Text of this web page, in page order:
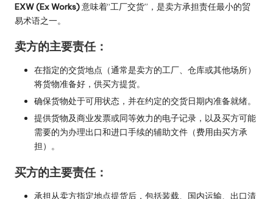
EXW (Ex Works)意味着“工厂交货”，是卖方承担责任最小的贸
易术语之一。
卖方的主要责任：
在指定的交货地点（通常是卖方的工厂、仓库或其他场所）
将货物准备好，供买方提货。
确保货物处于可用状态，并在约定的交货日期内准备就绪。
提供货物及商业发票或同等效力的电子记录，以及买方可能
需要的为办理出口和进口手续的辅助文件（费用由买方承
担）。
买方的主要责任：
承担从卖方指定地点提货后，包括装载、国内运输、出口清